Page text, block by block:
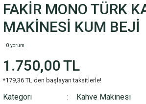
FAKİR MONO TÜRK
MAKİNESİ KUM BEJİ
0 yorum
1.750,00 TL
*179,36 TL den başlayan taksitlerle!
Kategori
Kahve Makinesi